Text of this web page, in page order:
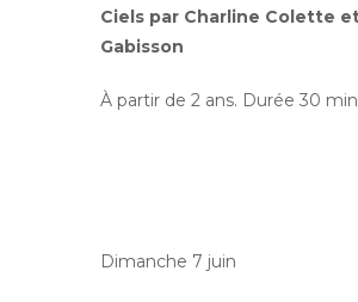
Ciels par Charline Colette
Gabisson
À partir de 2 ans. Durée 30
Dimanche 7 juin